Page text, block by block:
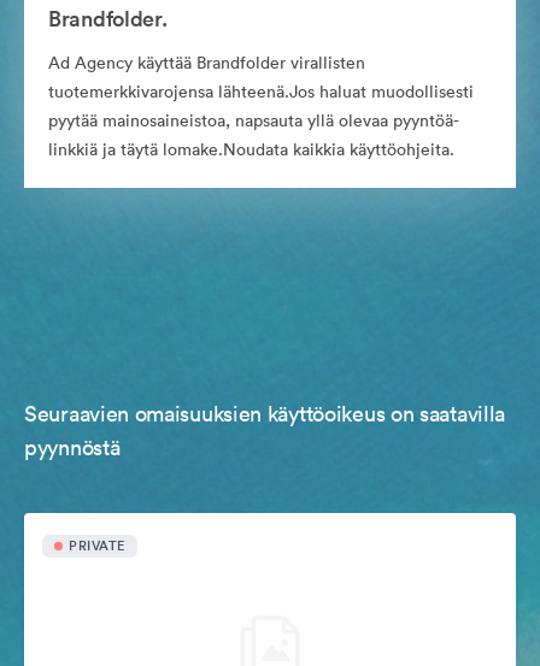
Brandfolder.
Ad Agency käyttää Brandfolder virallisten
tuotemerkkivarojensa lähteenä.Jos haluat muodollisesti
pyytää mainosaineistoa, napsauta yllä olevaa pyyntöä-
linkkiä ja täytä lomake.Noudata kaikkia käyttöohjeita.
Seuraavien omaisuuksien käyttöoikeus on saatavilla
pyynnöstä
PRIVATE